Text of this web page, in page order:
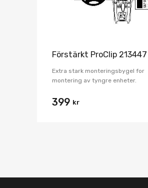
Förstärkt ProClip 213447
Extra stark monteringsbygel for
montering av tyngre enheter.
399 kr